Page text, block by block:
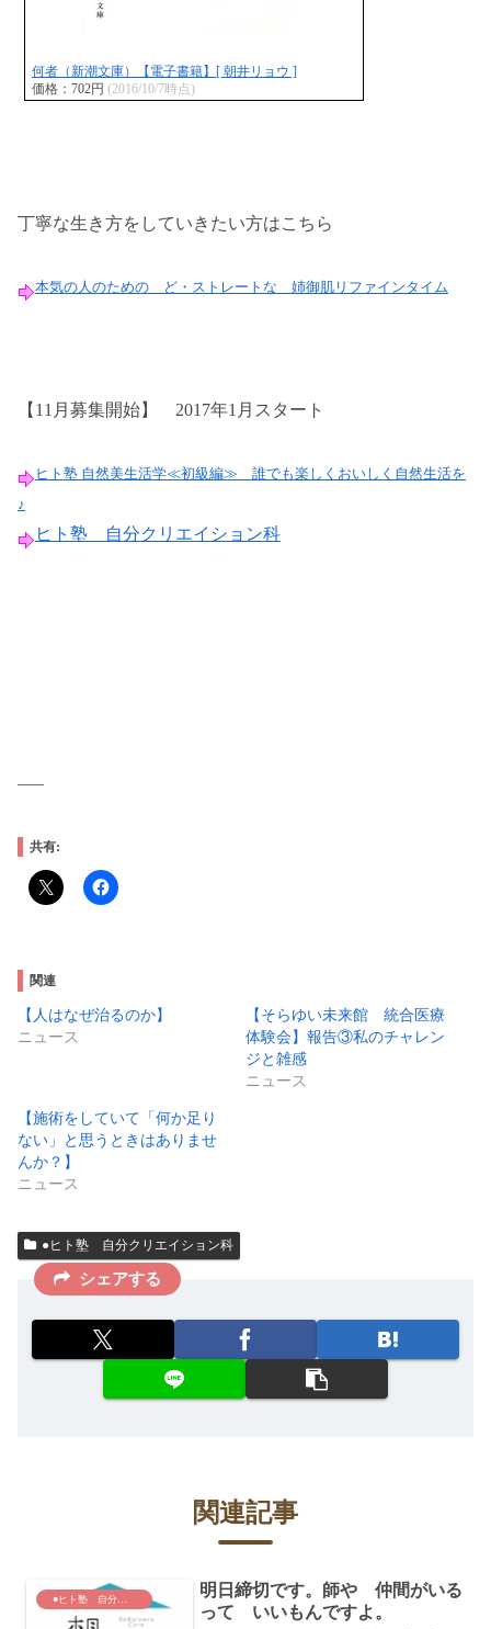
何者（新潮文庫）【電子書籍】[ 朝井リョウ ]
価格：702円 (2016/10/7時点)
丁寧な生き方をしていきたい方はこちら
本気の人のための ど・ストレートな 姉御肌リファインタイム
【11月募集開始】 2017年1月スタート
ヒト塾 自然美生活学≪初級編≫ 誰でも楽しくおいしく自然生活を
♪
ヒト塾 自分クリエイション科
—–
共有:
関連
【人はなぜ治るのか】
ニュース
【そらゆい未来館 統合医療
体験会】報告③私のチャレン
ジと雑感
ニュース
【施術をしていて「何か足り
ない」と思うときはありませ
んか？】
ニュース
●ヒト塾 自分クリエイション科
シェアする
関連記事
明日締切です。師や 仲間がいる
って いいもんですよ。